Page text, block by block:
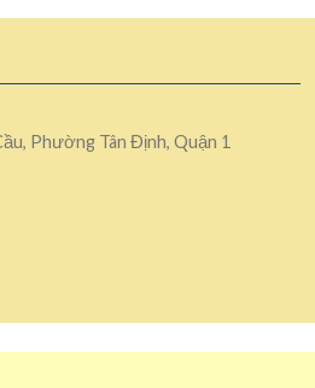
Phường Tân Định, Quận 1